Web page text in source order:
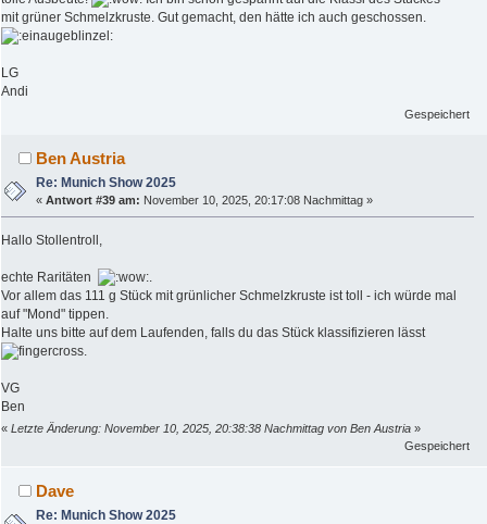
mit grüner Schmelzkruste. Gut gemacht, den hätte ich auch geschossen.
LG
Andi
Gespeichert
Ben Austria
Re: Munich Show 2025
«Antwort #39 am: November 10, 2025, 20:17:08 Nachmittag »
Hallo Stollentroll,
echte Raritäten
Vor allem das 111 g Stück mit grünlicher Schmelzkruste ist toll - ich würde mal
auf "Mond" tippen.
Halte uns bitte auf dem Laufenden, falls du das Stück klassifizieren lässt
VG
Ben
« Letzte Änderung: November 10, 2025, 20:38:38 Nachmittag von Ben Austria »
Gespeichert
Dave
Re: Munich Show 2025